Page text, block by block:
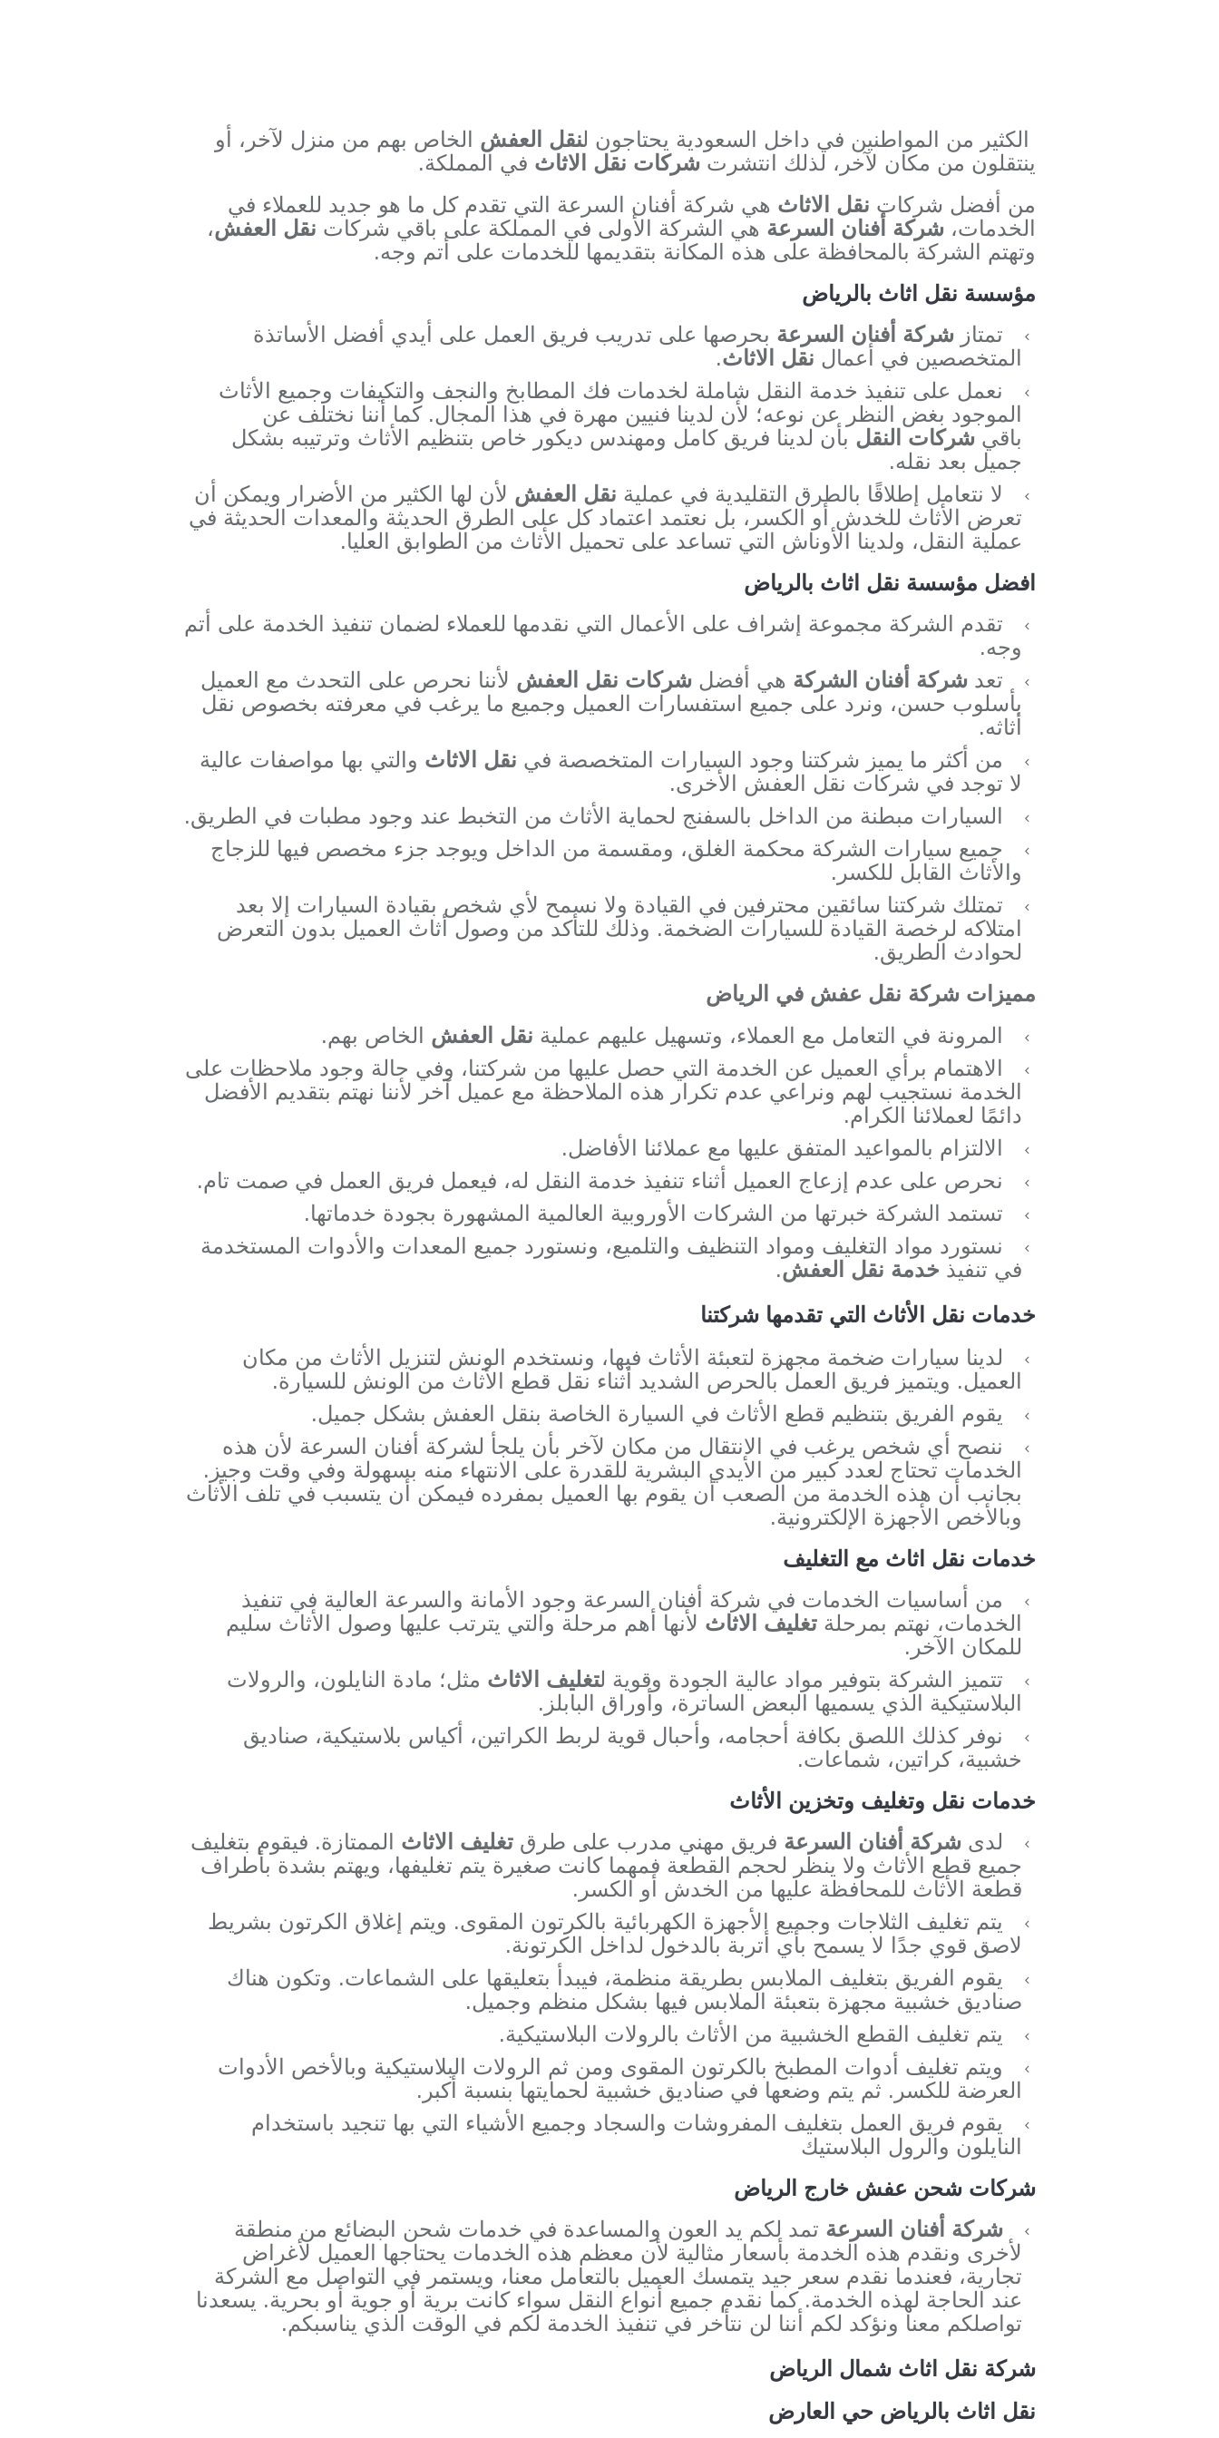
الكثير من المواطنين في داخل السعودية يحتاجون لنقل العفش الخاص بهم من منزل لآخر، أو
ينتقلون من مكان لآخر، لذلك انتشرت شركات نقل الاثاث في المملكة.
من أفضل شركات نقل الاثاث هي شركة أفنان السرعة التي تقدم كل ما هو جديد للعملاء في
الخدمات، شركة أفنان السرعة هي الشركة الأولى في المملكة على باقي شركات نقل العفش،
وتهتم الشركة بالمحافظة على هذه المكانة بتقديمها للخدمات على أتم وجه.
مؤسسة نقل اثاث بالرياض
تمتاز شركة أفنان السرعة بحرصها على تدريب فريق العمل على أيدي أفضل الأساتذة
المتخصصين في أعمال نقل الاثاث.
نعمل على تنفيذ خدمة النقل شاملة لخدمات فك المطابخ والنجف والتكيفات وجميع الأثاث
الموجود بغض النظر عن نوعه؛ لأن لدينا فنيين مهرة في هذا المجال. كما أننا نختلف عن
باقي شركات النقل بأن لدينا فريق كامل ومهندس ديكور خاص بتنظيم الأثاث وترتيبه بشكل
جميل بعد نقله.
لا نتعامل إطلاقًا بالطرق التقليدية في عملية نقل العفش لأن لها الكثير من الأضرار ويمكن أن
تعرض الأثاث للخدش أو الكسر، بل نعتمد اعتماد كل على الطرق الحديثة والمعدات الحديثة في
عملية النقل، ولدينا الأوناش التي تساعد على تحميل الأثاث من الطوابق العليا.
افضل مؤسسة نقل اثاث بالرياض
تقدم الشركة مجموعة إشراف على الأعمال التي نقدمها للعملاء لضمان تنفيذ الخدمة على أتم
وجه.
تعد شركة أفنان الشركة هي أفضل شركات نقل العفش لأننا نحرص على التحدث مع العميل
بأسلوب حسن، ونرد على جميع استفسارات العميل وجميع ما يرغب في معرفته بخصوص نقل
أثاثه.
من أكثر ما يميز شركتنا وجود السيارات المتخصصة في نقل الاثاث والتي بها مواصفات عالية
لا توجد في شركات نقل العفش الأخرى.
السيارات مبطنة من الداخل بالسفنج لحماية الأثاث من التخبط عند وجود مطبات في الطريق.
جميع سيارات الشركة محكمة الغلق، ومقسمة من الداخل ويوجد جزء مخصص فيها للزجاج
والأثاث القابل للكسر.
تمتلك شركتنا سائقين محترفين في القيادة ولا نسمح لأي شخص بقيادة السيارات إلا بعد
امتلاكه لرخصة القيادة للسيارات الضخمة. وذلك للتأكد من وصول أثاث العميل بدون التعرض
لحوادث الطريق.
مميزات شركة نقل عفش في الرياض
المرونة في التعامل مع العملاء، وتسهيل عليهم عملية نقل العفش الخاص بهم.
الاهتمام برأي العميل عن الخدمة التي حصل عليها من شركتنا، وفي حالة وجود ملاحظات على
الخدمة نستجيب لهم ونراعي عدم تكرار هذه الملاحظة مع عميل آخر لأننا نهتم بتقديم الأفضل
دائمًا لعملائنا الكرام.
الالتزام بالمواعيد المتفق عليها مع عملائنا الأفاضل.
نحرص على عدم إزعاج العميل أثناء تنفيذ خدمة النقل له، فيعمل فريق العمل في صمت تام.
تستمد الشركة خبرتها من الشركات الأوروبية العالمية المشهورة بجودة خدماتها.
نستورد مواد التغليف ومواد التنظيف والتلميع، ونستورد جميع المعدات والأدوات المستخدمة
في تنفيذ خدمة نقل العفش.
خدمات نقل الأثاث التي تقدمها شركتنا
لدينا سيارات ضخمة مجهزة لتعبئة الأثاث فيها، ونستخدم الونش لتنزيل الأثاث من مكان
العميل. ويتميز فريق العمل بالحرص الشديد أثناء نقل قطع الأثاث من الونش للسيارة.
يقوم الفريق بتنظيم قطع الأثاث في السيارة الخاصة بنقل العفش بشكل جميل.
ننصح أي شخص يرغب في الانتقال من مكان لآخر بأن يلجأ لشركة أفنان السرعة لأن هذه
الخدمات تحتاج لعدد كبير من الأيدي البشرية للقدرة على الانتهاء منه بسهولة وفي وقت وجيز.
بجانب أن هذه الخدمة من الصعب أن يقوم بها العميل بمفرده فيمكن أن يتسبب في تلف الأثاث
وبالأخص الأجهزة الإلكترونية.
خدمات نقل اثاث مع التغليف
من أساسيات الخدمات في شركة أفنان السرعة وجود الأمانة والسرعة العالية في تنفيذ
الخدمات، نهتم بمرحلة تغليف الاثاث لأنها أهم مرحلة والتي يترتب عليها وصول الأثاث سليم
للمكان الآخر.
تتميز الشركة بتوفير مواد عالية الجودة وقوية لتغليف الاثاث مثل؛ مادة النايلون، والرولات
البلاستيكية الذي يسميها البعض الساترة، وأوراق البابلز.
نوفر كذلك اللصق بكافة أحجامه، وأحبال قوية لربط الكراتين، أكياس بلاستيكية، صناديق
خشبية، كراتين، شماعات.
خدمات نقل وتغليف وتخزين الأثاث
لدى شركة أفنان السرعة فريق مهني مدرب على طرق تغليف الاثاث الممتازة. فيقوم بتغليف
جميع قطع الأثاث ولا ينظر لحجم القطعة فمهما كانت صغيرة يتم تغليفها، ويهتم بشدة بأطراف
قطعة الأثاث للمحافظة عليها من الخدش أو الكسر.
يتم تغليف الثلاجات وجميع الأجهزة الكهربائية بالكرتون المقوى. ويتم إغلاق الكرتون بشريط
لاصق قوي جدًا لا يسمح بأي أتربة بالدخول لداخل الكرتونة.
يقوم الفريق بتغليف الملابس بطريقة منظمة، فيبدأ بتعليقها على الشماعات. وتكون هناك
صناديق خشبية مجهزة بتعبئة الملابس فيها بشكل منظم وجميل.
يتم تغليف القطع الخشبية من الأثاث بالرولات البلاستيكية.
ويتم تغليف أدوات المطبخ بالكرتون المقوى ومن ثم الرولات البلاستيكية وبالأخص الأدوات
العرضة للكسر. ثم يتم وضعها في صناديق خشبية لحمايتها بنسبة أكبر.
يقوم فريق العمل بتغليف المفروشات والسجاد وجميع الأشياء التي بها تنجيد باستخدام
النايلون والرول البلاستيك
شركات شحن عفش خارج الرياض
شركة أفنان السرعة تمد لكم يد العون والمساعدة في خدمات شحن البضائع من منطقة
لأخرى ونقدم هذه الخدمة بأسعار مثالية لأن معظم هذه الخدمات يحتاجها العميل لأغراض
تجارية، فعندما نقدم سعر جيد يتمسك العميل بالتعامل معنا، ويستمر في التواصل مع الشركة
عند الحاجة لهذه الخدمة. كما نقدم جميع أنواع النقل سواء كانت برية أو جوية أو بحرية. يسعدنا
تواصلكم معنا ونؤكد لكم أننا لن نتأخر في تنفيذ الخدمة لكم في الوقت الذي يناسبكم.
شركة نقل اثاث شمال الرياض
نقل اثاث بالرياض حي العارض